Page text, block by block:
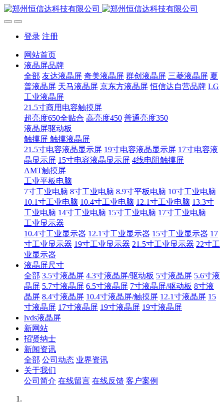
登录 注册
网站首页
液晶屏品牌
全部 友达液晶屏 奇美液晶屏 群创液晶屏 三菱液晶屏 夏
普液晶屏 天马液晶屏 京东方液晶屏 恒信达自营品牌 LG
工业液晶屏
21.5寸商用电容触摸屏
超亮度650全贴合 高亮度450 普通亮度350
液晶屏驱动板
触摸屏 触摸液晶屏
21.5寸电容液晶显示屏 19寸电容液晶显示屏 17寸电容液
晶显示屏 15寸电容液晶显示屏 4线电阻触摸屏
AMT触摸屏
工业平板电脑
7寸工业电脑 8寸工业电脑 8.9寸平板电脑 10寸工业电脑
10.1寸工业电脑 10.4寸工业电脑 12.1寸工业电脑 13.3寸
工业电脑 14寸工业电脑 15寸工业电脑 17寸工业电脑
工业显示器
10.4寸工业显示器 12.1寸工业显示器 15寸工业显示器 17
寸工业显示器 19寸工业显示器 21.5寸工业显示器 22寸工
业显示器
液晶屏尺寸
全部 3.5寸液晶屏 4.3寸液晶屏/驱动板 5寸液晶屏 5.6寸液
晶屏 5.7寸液晶屏 6.5寸液晶屏 7寸液晶屏/驱动板 8寸液
晶屏 8.4寸液晶屏 10.4寸液晶屏/触摸屏 12.1寸液晶屏 15
寸液晶屏 17寸液晶屏 19寸液晶屏 19寸液晶屏
lvds液晶屏
新网站
招贤纳士
新闻资讯
全部 公司动态 业界资讯
关于我们
公司简介 在线留言 在线反馈 客户案例